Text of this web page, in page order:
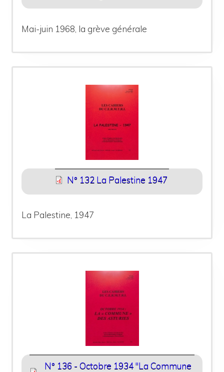
Mai-juin 1968, la grève générale
N° 132 La Palestine 1947
La Palestine, 1947
N° 136 - Octobre 1934 "La Commune